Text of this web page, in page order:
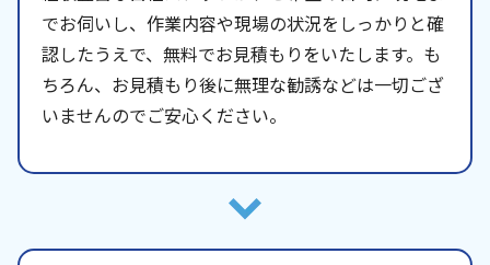
でお伺いし、作業内容や現場の状況をしっかりと確
認したうえで、無料でお見積もりをいたします。も
ちろん、お見積もり後に無理な勧誘などは一切ござ
いませんのでご安心ください。